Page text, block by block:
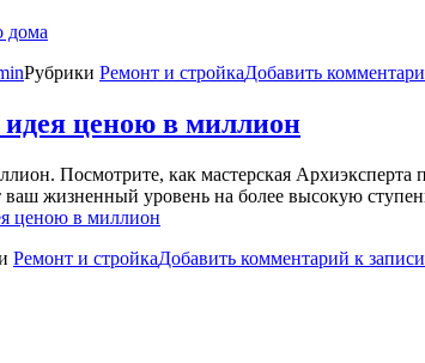
дома
Рубрики Ремонт и стройкаДобавить
ценою в миллион
Посмотрите, как мастерская Архиэксперта
жизненный уровень на более высокую
ценою в миллион
Ремонт и стройкаДобавить комментарий к